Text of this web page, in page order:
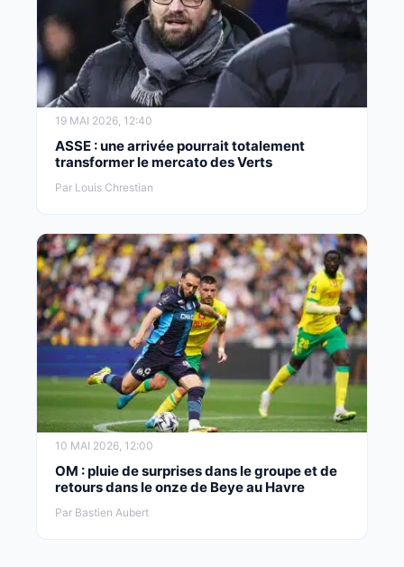
19 MAI 2026, 12:40
ASSE : une arrivée pourrait totalement
transformer le mercato des Verts
Par Louis Chrestian
10 MAI 2026, 12:00
OM : pluie de surprises dans le groupe et de
retours dans le onze de Beye au Havre
Par Bastien Aubert